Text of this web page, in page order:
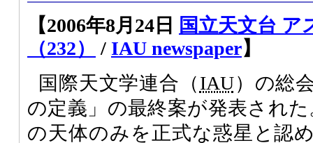
【2006年8月24日
国立天文台 ア
（232）
/ IAU newspaper】
国際天文学連合（IAU）の総
の定義」の最終案が発表され
の天体のみを正式な惑星と認